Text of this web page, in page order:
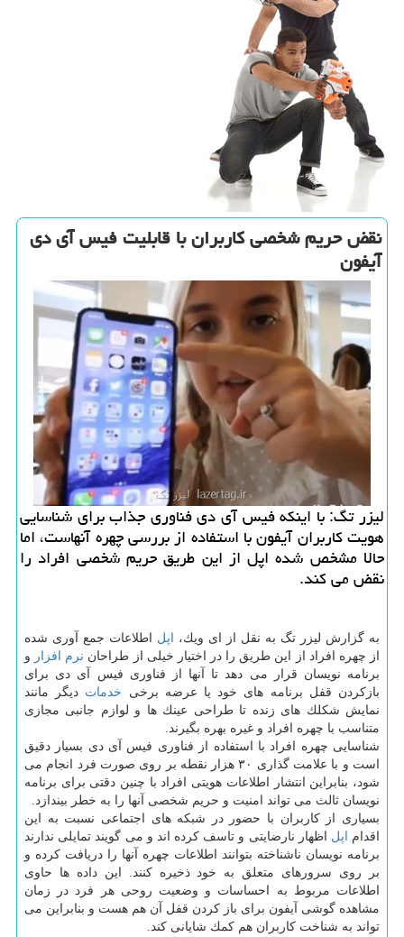
نقض حریم شخصی كاربران با قابلیت فیس آی دی
آیفون
لیزر تگ: با اینكه فیس آی دی فناوری جذاب برای شناسایی
هویت كاربران آیفون با استفاده از بررسی چهره آنهاست، اما
حالا مشخص شده اپل از این طریق حریم شخصی افراد را
نقض می كند.
به گزارش لیزر تگ به نقل از ای ویك، اپل اطلاعات جمع آوری شده
از چهره افراد از این طریق را در اختیار خیلی از طراحان نرم افزار و
برنامه نویسان قرار می دهد تا آنها از فناوری فیس آی دی برای
بازكردن قفل برنامه های خود یا عرضه برخی خدمات دیگر مانند
نمایش شكلك های زنده تا طراحی عینك ها و لوازم جانبی مجازی
متناسب با چهره افراد و غیره بهره بگیرند.
شناسایی چهره افراد با استفاده از فناوری فیس آی دی بسیار دقیق
است و با علامت گذاری ۳۰ هزار نقطه بر روی صورت فرد انجام می
شود، بنابراین انتشار اطلاعات هویتی افراد با چنین دقتی برای برنامه
نویسان ثالث می تواند امنیت و حریم شخصی آنها را به خطر بیندازد.
بسیاری از كاربران با حضور در شبكه های اجتماعی نسبت به این
اقدام
اپل اظهار نارضایتی و تاسف كرده اند و می گویند تمایلی ندارند
برنامه نویسان ناشناخته بتوانند اطلاعات چهره آنها را دریافت كرده و
بر روی سرورهای متعلق به خود ذخیره كنند. این داده ها حاوی
اطلاعات مربوط به احساسات و وضعیت روحی هر فرد در زمان
مشاهده گوشی آیفون برای باز كردن قفل آن هم هست و بنابراین می
تواند به شناخت كاربران هم كمك شایانی كند.